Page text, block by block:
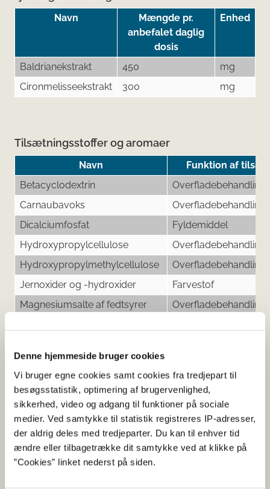
Denne hjemmeside bruger cookies
Vi bruger egne cookies samt cookies fra tredjepart til
besøgsstatistik, optimering af brugervenlighed,
sikkerhed, video og adgang til funktioner på sociale
medier. Ved samtykke til statistik registreres IP-adresser,
der aldrig deles med tredjeparter. Du kan til enhver tid
ændre eller tilbagetrække dit samtykke ved at klikke på
”Cookies” linket nederst på siden.
Navn
Mængde pr.
anbefalet daglig
dosis
Enhed
Baldrianekstrakt 450
mg
Cironmelisseekstrakt
300 mg
Tilsætningsstoffer og aromaer
Navn
Funktion af
Betacyclodextrin
Carnaubavoks
Dicalciumfosfat
Fyldemiddel
Hydroxypropylcellulose
Hydroxypropylmethylcellulose
Jernoxider og -hydroxider
Farvestof
Magnesiumsalte af fedtsyrer
Polyethylenglycol
Talkum
Tværbunden
natriumcarboxymethylcellulose
Fyldemiddel